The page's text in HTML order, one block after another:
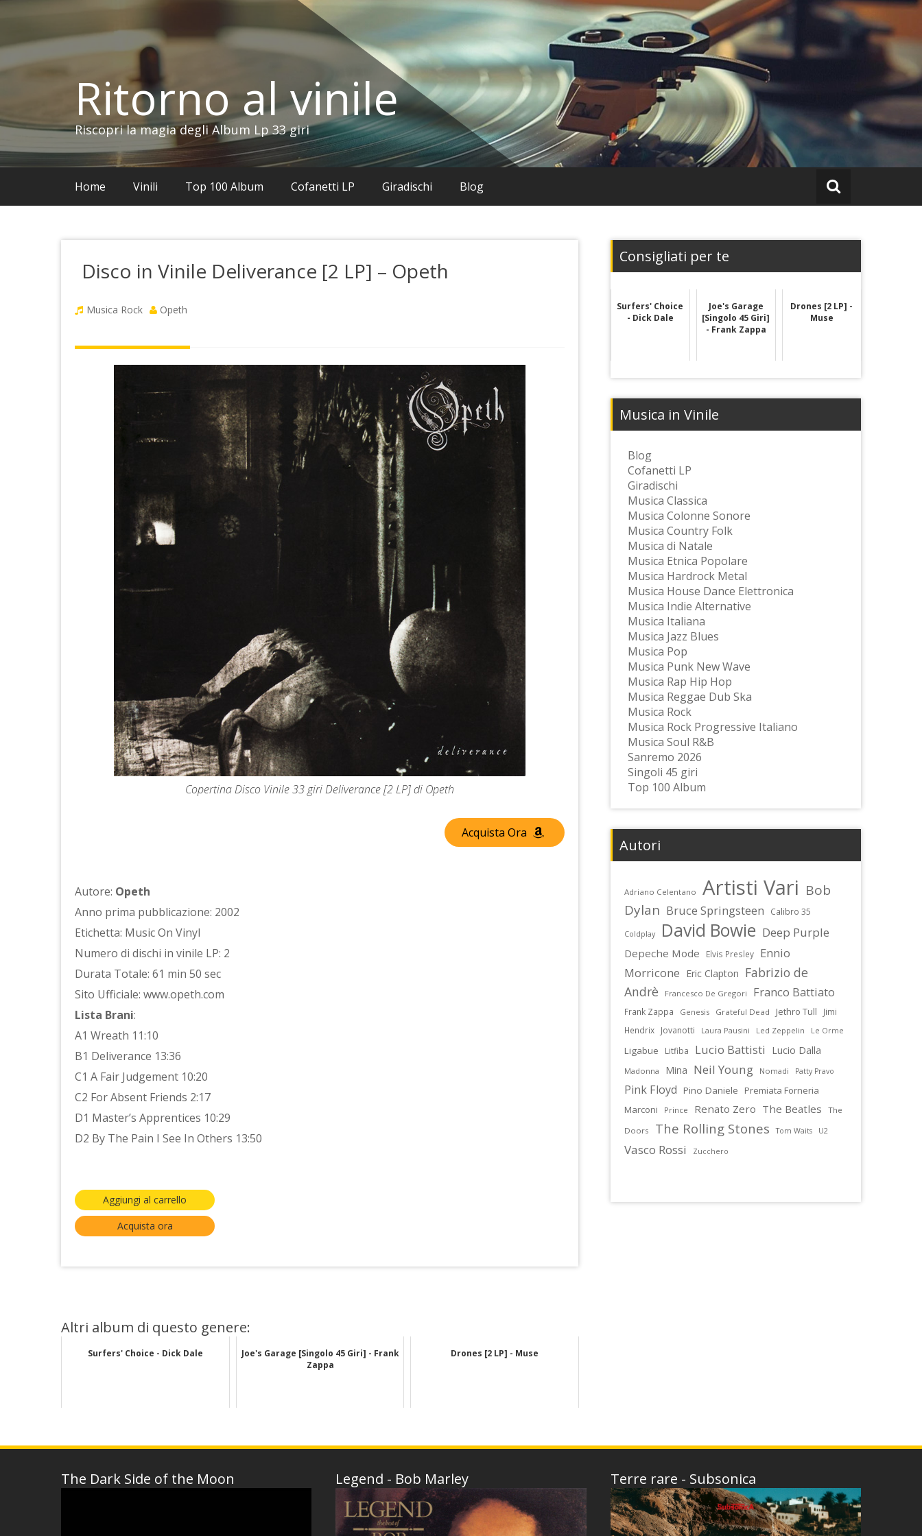
contenuto
Ritorno al vinile
Riscopri la magia degli Album Lp 33 giri
Home Vinili Top 100 Album Cofanetti LP Giradischi Blog
Disco in Vinile Deliverance [2 LP] – Opeth
Musica Rock Opeth
Copertina Disco Vinile 33 giri Deliverance [2 LP] di Opeth
Acquista Ora
Autore: Opeth
Anno prima pubblicazione: 2002
Etichetta: Music On Vinyl
Numero di dischi in vinile LP: 2
Durata Totale: 61 min 50 sec
Sito Ufficiale: www.opeth.com
Lista Brani:
A1 Wreath 11:10
B1 Deliverance 13:36
C1 A Fair Judgement 10:20
C2 For Absent Friends 2:17
D1 Master’s Apprentices 10:29
D2 By The Pain I See In Others 13:50
Aggiungi al carrello
Acquista ora
Altri album di questo genere:
Surfers' Choice - Dick Dale
Joe's Garage [Singolo 45 Giri] - Frank
Zappa
Drones [2 LP] - Muse
Consigliati per te
Surfers' Choice
- Dick Dale
Joe's Garage
[Singolo 45 Giri]
- Frank Zappa
Drones [2 LP] -
Muse
Musica in Vinile
Blog
Cofanetti LP
Giradischi
Musica Classica
Musica Colonne Sonore
Musica Country Folk
Musica di Natale
Musica Etnica Popolare
Musica Hardrock Metal
Musica House Dance Elettronica
Musica Indie Alternative
Musica Italiana
Musica Jazz Blues
Musica Pop
Musica Punk New Wave
Musica Rap Hip Hop
Musica Reggae Dub Ska
Musica Rock
Musica Rock Progressive Italiano
Musica Soul R&B
Sanremo 2026
Singoli 45 giri
Top 100 Album
Autori
Adriano Celentano Artisti Vari Bob
Dylan Bruce Springsteen Calibro 35
Coldplay David Bowie Deep Purple
Depeche Mode Elvis Presley
Ennio
Morricone Eric Clapton Fabrizio de
Andrè
Francesco De Gregori Franco Battiato
Frank Zappa Genesis Grateful Dead Jethro Tull
Jimi
Hendrix
Jovanotti Laura Pausini Led Zeppelin Le Orme
Ligabue Litfiba Lucio Battisti Lucio Dalla
Madonna Mina Neil Young Nomadi Patty Pravo
Pink Floyd Pino Daniele
Premiata Forneria
Marconi
Prince Renato Zero The Beatles
The
Doors
The Rolling Stones Tom Waits U2
Vasco Rossi Zucchero
The Dark Side of the Moon Legend - Bob Marley Terre rare - Subsonica